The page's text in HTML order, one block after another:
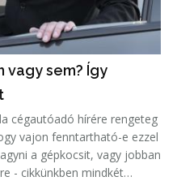
vagy sem? Így
cégautóadó hírére rengeteg
vajon fenntartható-e ezzel
a gépkocsit, vagy jobban
- cikkünkben mindkét